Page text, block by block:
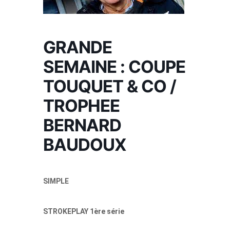
GRANDE
SEMAINE : COUPE
TOUQUET & CO /
TROPHEE
BERNARD
BAUDOUX
SIMPLE
STROKEPLAY 1ère série